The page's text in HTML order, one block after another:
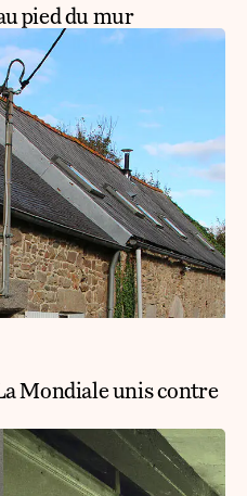
pied du mur
Mondiale unis contre